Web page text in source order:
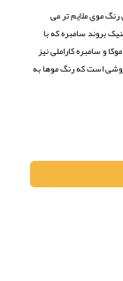
موی ملایم تر می
بروند سامبره که با
و سامبره کاراملی نیز
است که رنگ موها به